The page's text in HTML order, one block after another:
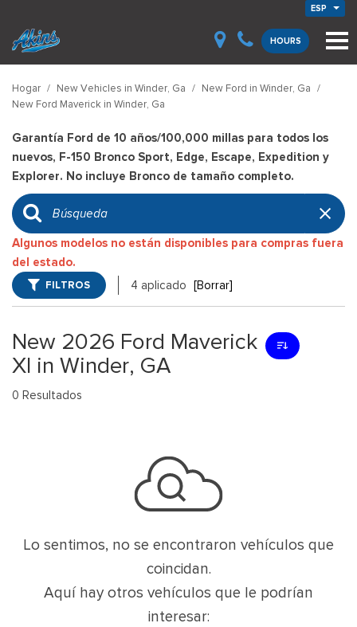
ESP
HOURS
Hogar / New Vehicles in Winder, Ga / New Ford in Winder, Ga /
New Ford Maverick in Winder, Ga
Garantía Ford de 10 años/100,000 millas para todos los
nuevos, F-150 Bronco Sport, Edge, Escape, Expedition y
Explorer. No incluye Bronco de tamaño completo.
Algunos modelos no están disponibles para compras fuera
del estado.
FILTROS 4 aplicado [Borrar]
New 2026 Ford Maverick
Xl in Winder, GA
0 Resultados
Lo sentimos, no se encontraron vehículos que
coincidan.
Aquí hay otros vehículos que le podrían
interesar: